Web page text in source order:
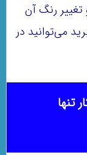
رنگ آن
می‌توانید در
تنها